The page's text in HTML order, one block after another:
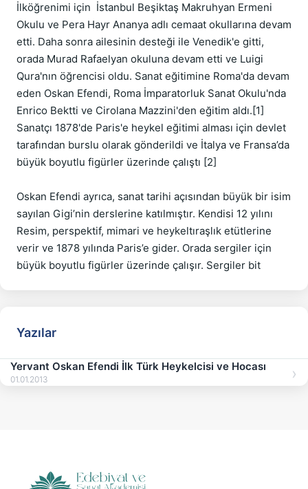
İlköğrenimi için  İstanbul Beşiktaş Makruhyan Ermeni
Okulu ve Pera Hayr Ananya adlı cemaat okullarına devam
etti. Daha sonra ailesinin desteği ile Venedik'e gitti,
orada Murad Rafaelyan okuluna devam etti ve Luigi
Qura'nın öğrencisi oldu. Sanat eğitimine Roma'da devam
eden Oskan Efendi, Roma İmparatorluk Sanat Okulu'nda
Enrico Bektti ve Cirolana Mazzini'den eğitim aldı.[1]
Sanatçı 1878'de Paris'e heykel eğitimi alması için devlet
tarafından burslu olarak gönderildi ve İtalya ve Fransa’da
büyük boyutlu figürler üzerinde çalıştı [2]
Oskan Efendi ayrıca, sanat tarihi açısından büyük bir isim
sayılan Gigi’nin derslerine katılmıştır. Kendisi 12 yılını
Resim, perspektif, mimari ve heykeltıraşlık etütlerine
verir ve 1878 yılında Paris’e gider. Orada sergiler için
Yazılar
Yervant Oskan Efendi İlk Türk Heykelcisi ve Hocası
01.01.2013